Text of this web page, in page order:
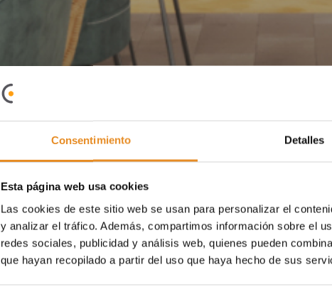
Consentimiento Detalles
Esta página web usa cookies
Las cookies de este sitio web se usan para personalizar el
y analizar el tráfico. Además, compartimos información sobre el
redes sociales, publicidad y análisis web, quienes pueden
que hayan recopilado a partir del uso que haya hecho de sus